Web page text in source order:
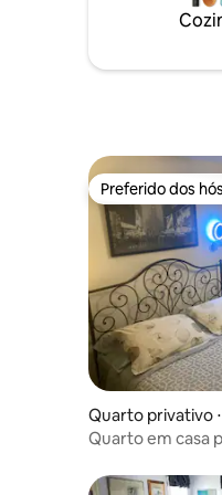
Preferido dos
Preferido dos
Quarto privativo
Quarto em casa